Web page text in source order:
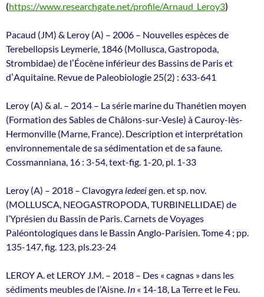
(https://www.researchgate.net/profile/Arnaud_Leroy3)
Pacaud (JM) & Leroy (A) – 2006 – Nouvelles espèces de
Terebellopsis Leymerie, 1846 (Mollusca, Gastropoda,
Strombidae) de lʼÉocène inférieur des Bassins de Paris et
dʼAquitaine. Revue de Paleobiologie 25(2) : 633-641
Leroy (A) & al. – 2014 – La série marine du Thanétien moyen
(Formation des Sables de Châlons-sur-Vesle) à Cauroy-lès-
Hermonville (Marne, France). Description et interprétation
environnementale de sa sédimentation et de sa faune.
Cossmanniana, 16 : 3-54, text-fig. 1-20, pl. 1-33
Leroy (A) – 2018 – Clavogyraledeeigen. et sp. nov.
(MOLLUSCA, NEOGASTROPODA, TURBINELLIDAE) de
l’Yprésien du Bassin de Paris. Carnets de Voyages
Paléontologiques dans le Bassin Anglo-Parisien. Tome 4 ; pp.
135-147, fig. 123, pls.23-24
LEROY A. et LEROY J.M. – 2018 – Des « cagnas » dans les
sédiments meubles de l’Aisne. In « 14-18, La Terre et le Feu.